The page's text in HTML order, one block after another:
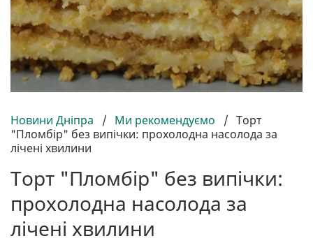
Новини Дніпра / Ми рекомендуємо / Торт
"Пломбір" без випічки: прохолодна насолода за
лічені хвилини
Торт "Пломбір" без випічки:
прохолодна насолода за
лічені хвилини